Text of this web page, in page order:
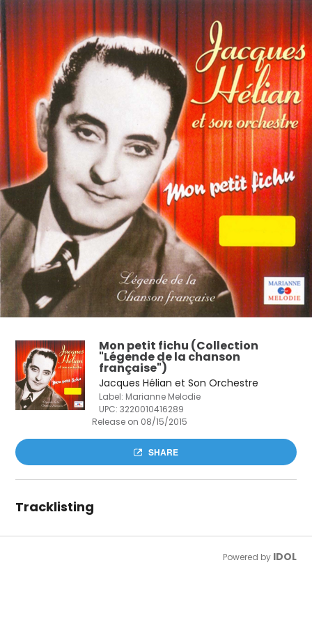
Mon petit fichu (Collection
"Légende de la chanson
française")
Jacques Hélian et Son Orchestre
Label: Marianne Melodie
UPC:3220010416289
Release on 08/15/2015
SHARE
Tracklisting
Powered by IDOL